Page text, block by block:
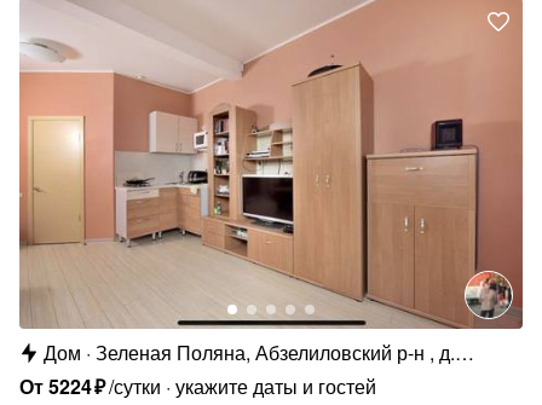
Дом Зеленая Поляна, Абзелиловский р-н , д.
Зелёная Поляна
От5224₽/сутки укажите даты и гостей